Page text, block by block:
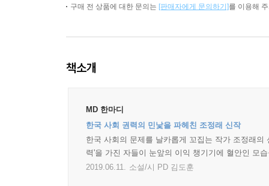
구매 전 상품에 대한 문의는 [판매자에게 문의하기]를 이용해
책소개
MD 한마디
한국 사회 권력의 민낯을 파헤친 조정래 신작
한국 사회의 문제를 날카롭게 꼬집는 작가 조정래
력'을 가진 자들이 눈앞의 이익 챙기기에 혈안인 모
2019.06.11. 소설/시 PD 김도훈